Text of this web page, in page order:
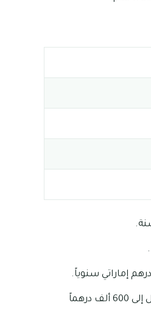
يمكنك استئجار فيلا ستة غرف بأسعار تبدأ من 510 ألف درهم إماراتي في السنة وتمتد لتصل إلى 600 ألف درهماً